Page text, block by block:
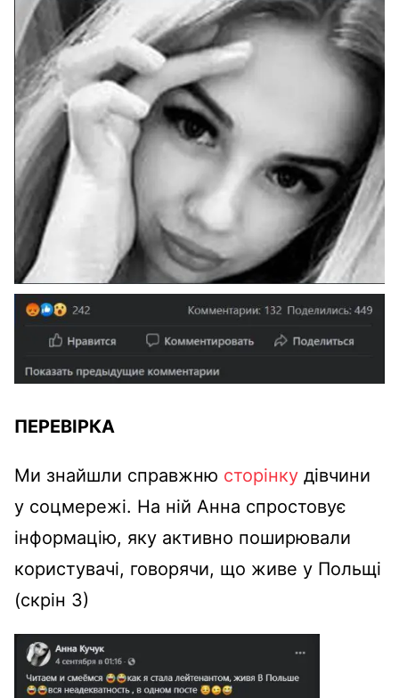
ПЕРЕВІРКА
Ми знайшли справжню сторінку дівчини
у соцмережі. На ній Анна спростовує
інформацію, яку активно поширювали
користувачі, говорячи, що живе у Польщі
(скрін 3)